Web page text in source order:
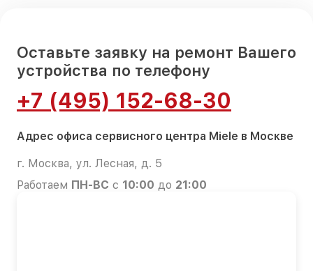
Оставьте заявку на ремонт Вашего
устройства по телефону
+7 (495) 152-68-30
Адрес офиса сервисного центра Miele в Москве
г. Москва, ул. Лесная, д. 5
Работаем ПН-ВС с 10:00 до 21:00